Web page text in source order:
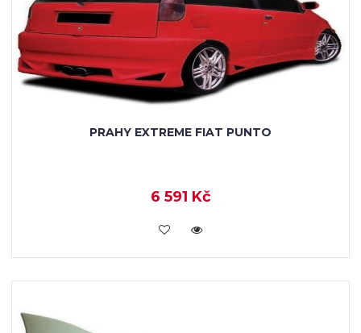
PRAHY EXTREME FIAT PUNTO
6 591 Kč
KOUPIT